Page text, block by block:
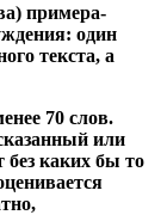
примера-
один
текста, а
70 слов.
или
без каких бы то